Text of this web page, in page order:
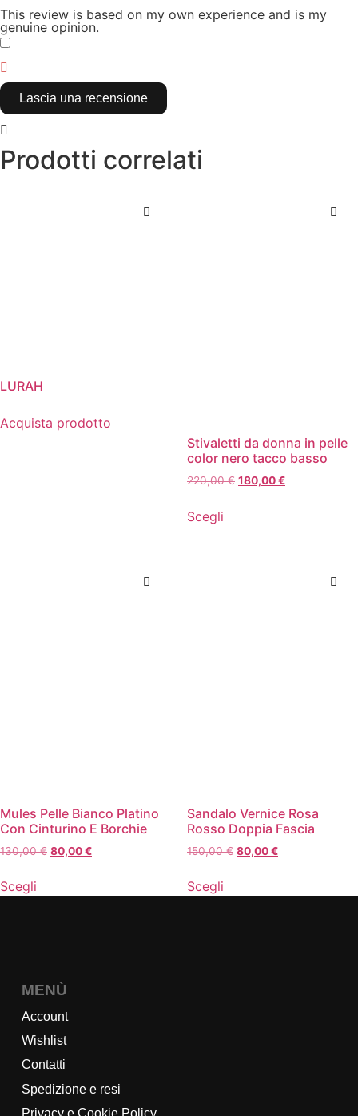
This review is based on my own experience and is my
genuine opinion.
Lascia una recensione
Prodotti correlati
LURAH
Acquista prodotto
Stivaletti da donna in pelle
color nero tacco basso
220,00€ 180,00€
Scegli
Mules Pelle Bianco Platino
Con Cinturino E Borchie
130,00€ 80,00€
Scegli
Sandalo Vernice Rosa
Rosso Doppia Fascia
150,00€ 80,00€
Scegli
MENÙ
Account
Wishlist
Contatti
Spedizione e resi